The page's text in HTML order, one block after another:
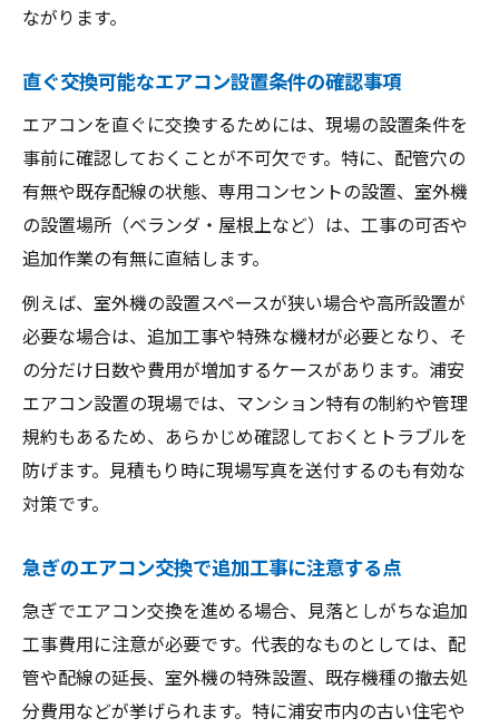
ながります。
直ぐ交換可能なエアコン設置条件の確認事項
エアコンを直ぐに交換するためには、現場の設置条件を
事前に確認しておくことが不可欠です。特に、配管穴の
有無や既存配線の状態、専用コンセントの設置、室外機
の設置場所（ベランダ・屋根上など）は、工事の可否や
追加作業の有無に直結します。
例えば、室外機の設置スペースが狭い場合や高所設置が
必要な場合は、追加工事や特殊な機材が必要となり、そ
の分だけ日数や費用が増加するケースがあります。浦安
エアコン設置の現場では、マンション特有の制約や管理
規約もあるため、あらかじめ確認しておくとトラブルを
防げます。見積もり時に現場写真を送付するのも有効な
対策です。
急ぎのエアコン交換で追加工事に注意する点
急ぎでエアコン交換を進める場合、見落としがちな追加
工事費用に注意が必要です。代表的なものとしては、配
管や配線の延長、室外機の特殊設置、既存機種の撤去処
分費用などが挙げられます。特に浦安市内の古い住宅や